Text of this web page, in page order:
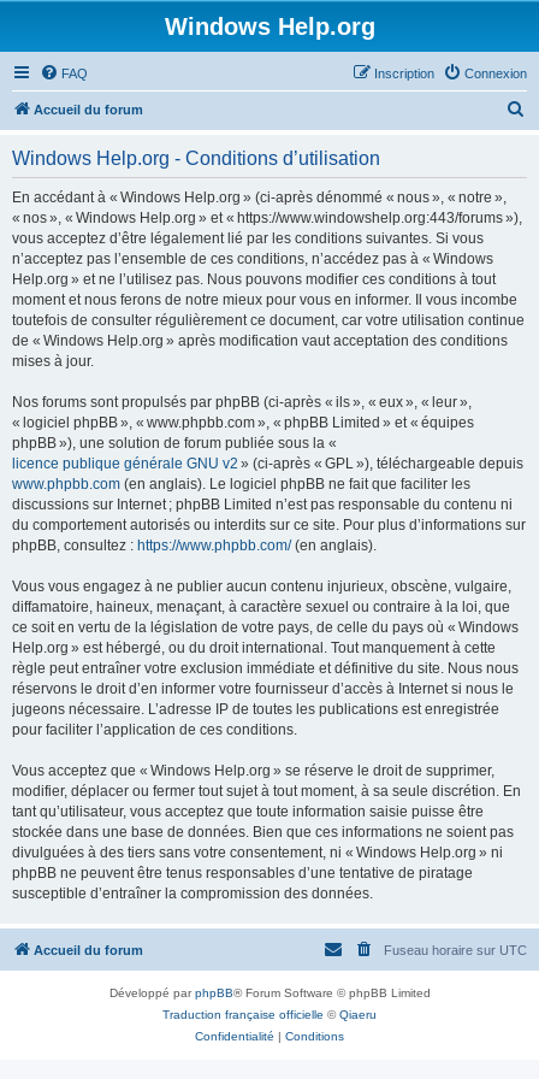
Windows Help.org
FAQ Connexion
Inscription
Accueil du forum
Windows Help.org - Conditions d’utilisation
En accédant à « Windows Help.org » (ci-après dénommé « nous », « notre »,
« nos », « Windows Help.org » et « https://www.windowshelp.org:443/forums »),
vous acceptez d’être légalement lié par les conditions suivantes. Si vous
n’acceptez pas l’ensemble de ces conditions, n’accédez pas à « Windows
Help.org » et ne l’utilisez pas. Nous pouvons modifier ces conditions à tout
moment et nous ferons de notre mieux pour vous en informer. Il vous incombe
toutefois de consulter régulièrement ce document, car votre utilisation continue
de « Windows Help.org » après modification vaut acceptation des conditions
mises à jour.
Nos forums sont propulsés par phpBB (ci-après « ils », « eux », « leur »,
« logiciel phpBB », « www.phpbb.com », « phpBB Limited » et « équipes
phpBB »), une solution de forum publiée sous la «
licence publique générale GNU v2 » (ci-après « GPL »), téléchargeable depuis
www.phpbb.com (en anglais). Le logiciel phpBB ne fait que faciliter les
discussions sur Internet ; phpBB Limited n’est pas responsable du contenu ni
du comportement autorisés ou interdits sur ce site. Pour plus d’informations sur
phpBB, consultez : https://www.phpbb.com/(en anglais).
Vous vous engagez à ne publier aucun contenu injurieux, obscène, vulgaire,
diffamatoire, haineux, menaçant, à caractère sexuel ou contraire à la loi, que
ce soit en vertu de la législation de votre pays, de celle du pays où « Windows
Help.org » est hébergé, ou du droit international. Tout manquement à cette
règle peut entraîner votre exclusion immédiate et définitive du site. Nous nous
réservons le droit d’en informer votre fournisseur d’accès à Internet si nous le
jugeons nécessaire. L’adresse IP de toutes les publications est enregistrée
pour faciliter l’application de ces conditions.
Vous acceptez que « Windows Help.org » se réserve le droit de supprimer,
modifier, déplacer ou fermer tout sujet à tout moment, à sa seule discrétion. En
tant qu’utilisateur, vous acceptez que toute information saisie puisse être
stockée dans une base de données. Bien que ces informations ne soient pas
divulguées à des tiers sans votre consentement, ni « Windows Help.org » ni
phpBB ne peuvent être tenus responsables d’une tentative de piratage
susceptible d’entraîner la compromission des données.
Accueil du forum Fuseau horaire sur UTC
Développé parphpBB® Forum Software © phpBB Limited
Traduction française officielle ©Qiaeru
Confidentialité | Conditions